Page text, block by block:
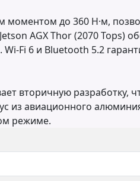
моментом до 360 Н·м,
AGX Thor (2070 Tops)
Fi 6 и Bluetooth 5.2
вторичную разработку,
из авиационного
режиме.